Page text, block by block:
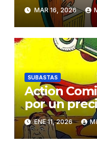
una
MAR 16, 2026
SUBASTAS
Action
por un
millones
ENE 11, 2026